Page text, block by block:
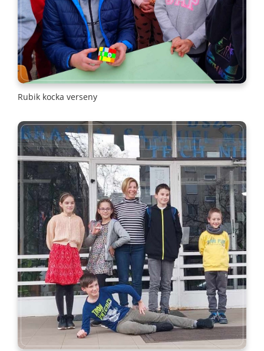
Rubik kocka verseny